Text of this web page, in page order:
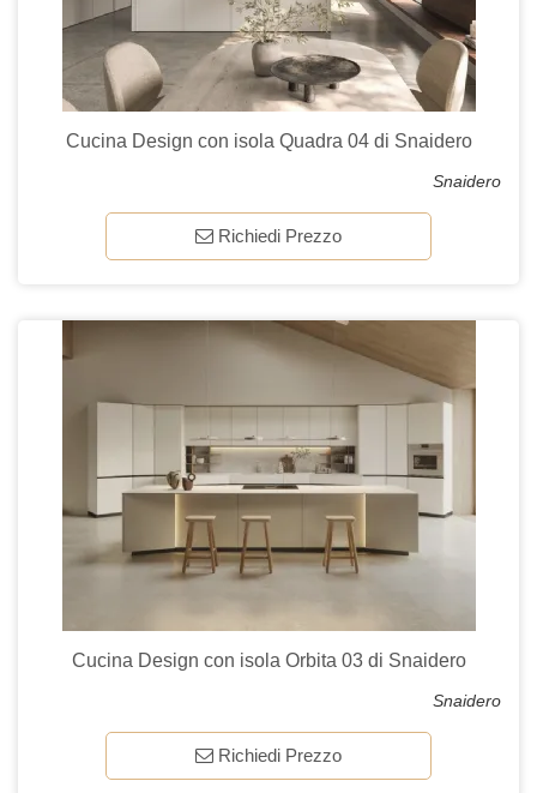
Cucina Design con isola Quadra 04 di Snaidero
Snaidero
Richiedi Prezzo
Cucina Design con isola Orbita 03 di Snaidero
Snaidero
Richiedi Prezzo